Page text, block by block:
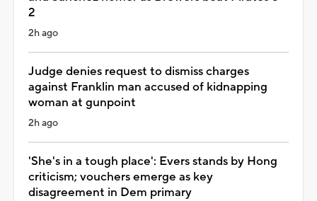
2
2h ago
Judge denies request to dismiss charges
against Franklin man accused of kidnapping
woman at gunpoint
2h ago
'She's in a tough place': Evers stands by Hong
criticism; vouchers emerge as key
disagreement in Dem primary